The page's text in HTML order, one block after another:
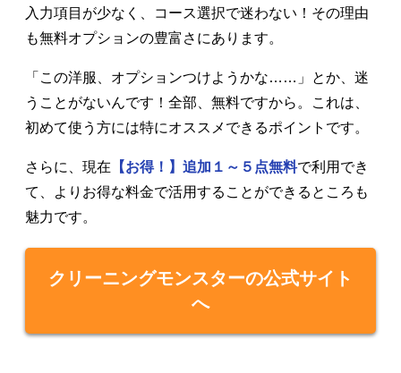
入力項目が少なく、コース選択で迷わない！その理由
も無料オプションの豊富さにあります。
「この洋服、オプションつけようかな……」とか、迷
うことがないんです！全部、無料ですから。これは、
初めて使う方には特にオススメできるポイントです。
さらに、現在 【お得！】追加１～５点無料で利用でき
て、よりお得な料金で活用することができるところも
魅力です。
クリーニングモンスターの公式サイト
へ